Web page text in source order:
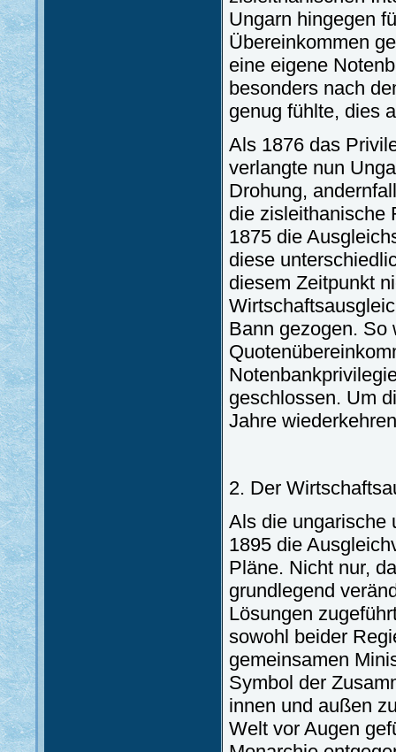
Ungarn hingegen
Übereinkommen
eine eigene
besonders nach
genug fühlte, dies
Als 1876 das
verlangte nun
Drohung,
die zisleithanische
1875 die
diese
diesem Zeitpunkt
Bann gezogen. So
geschlossen. Um
Jahre
2. Der
Als die ungarische
1895 die
Pläne. Nicht nur,
grundlegend
Lösungen
sowohl beider
gemeinsamen
Symbol der
innen und außen
Welt vor Augen